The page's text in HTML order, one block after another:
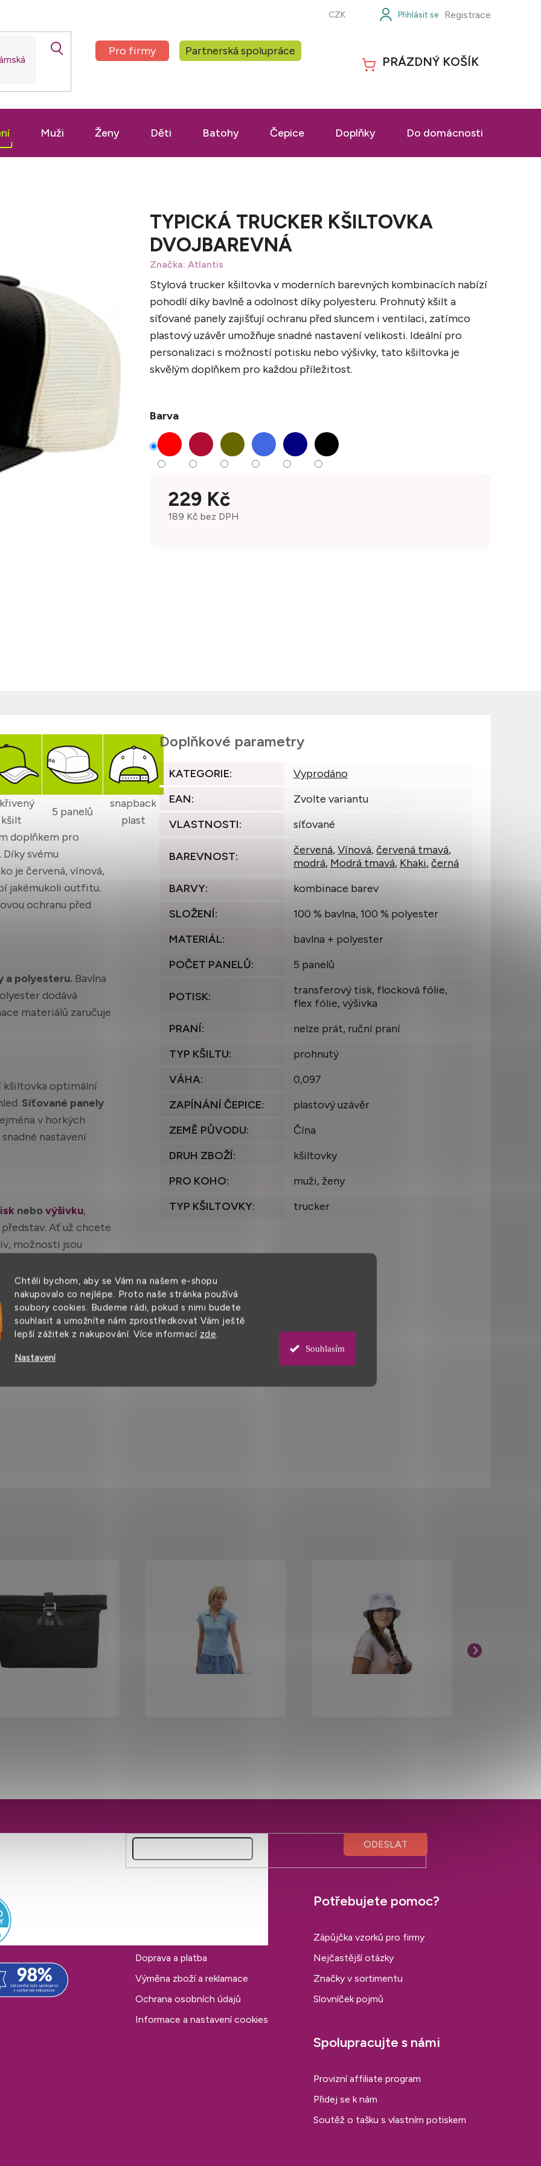
Chtěli bychom, aby se Vám na našem e-shopu
nakupovalo co nejlépe. Proto naše stránka používá
soubory cookies. Budeme rádi, pokud s nimi budete
souhlasit a umožníte nám zprostředkovat Vám ještě
lepší zážitek z nakupování. Více informací zde.
Nastavení
Souhlasím
Pro firmy Partnerská spolupráce
CZK Registrace
NÁKUPNÍ
PRÁZDNÝ KOŠÍK
Muži Ženy Děti Batohy Čepice Doplňky Do domácnosti
TYPICKÁ TRUCKER KŠILTOVKA
DVOJBAREVNÁ
Značka: Atlantis
Stylová trucker kšiltovka v moderních barevných kombinacích nabízí
pohodlí díky bavlně a odolnost díky polyesteru. Prohnutý kšilt a
síťované panely zajišťují ochranu před sluncem i ventilaci, zatímco
plastový uzávěr umožňuje snadné nastavení velikosti. Ideální pro
personalizaci s možností potisku nebo výšivky, tato kšiltovka je
skvělým doplňkem pro každou příležitost.
Barva
229 Kč
189 Kč bez DPH
kšilt
5 panelů
snapback
plast
doplňkem pro
svému
je červená, vínová,
jakémukoli outfitu.
ochranu před
a polyesteru. Bavlna
dodává
materiálů zaručuje
kšiltovka optimální
Síťované panely
v horkých
nastavení
nebovýšivku,
Ať už chcete
možnosti jsou
tradicí ve výrobě
díky vysoké
touto trucker
doplněk, ale také
Doplňkové parametry
KATEGORIE:
Vyprodáno
EAN:
Zvolte variantu
VLASTNOSTI: síťované
BAREVNOST: červená,Vínová,červená tmavá,
modrá, Modrá tmavá, Khaki,černá
BARVY:
kombinace barev
SLOŽENÍ:
100 % bavlna, 100 % polyester
MATERIÁL:
bavlna + polyester
POČET PANELŮ: 5 panelů
POTISK:
transferový tisk, flocková fólie,
flex fólie, výšivka
PRANÍ:
nelze prát, ruční praní
TYP KŠILTU:
prohnutý
VÁHA:
0,097
ZAPÍNÁNÍ ČEPICE:
plastový uzávěr
ZEMĚ PŮVODU:
Čína
DRUH ZBOŽÍ:
kšiltovky
PRO KOHO:
muži, ženy
TYP KŠILTOVKY: trucker
Doprava a platba
Výměna zboží a reklamace
Ochrana osobních údajů
Informace a nastavení cookies
Potřebujete pomoc?
Zápůjčka vzorků pro firmy
Nejčastější otázky
Značky v sortimentu
Slovníček pojmů
Spolupracujte s námi
Provizní affiliate program
Přidej se k nám
Soutěž o tašku s vlastním potiskem